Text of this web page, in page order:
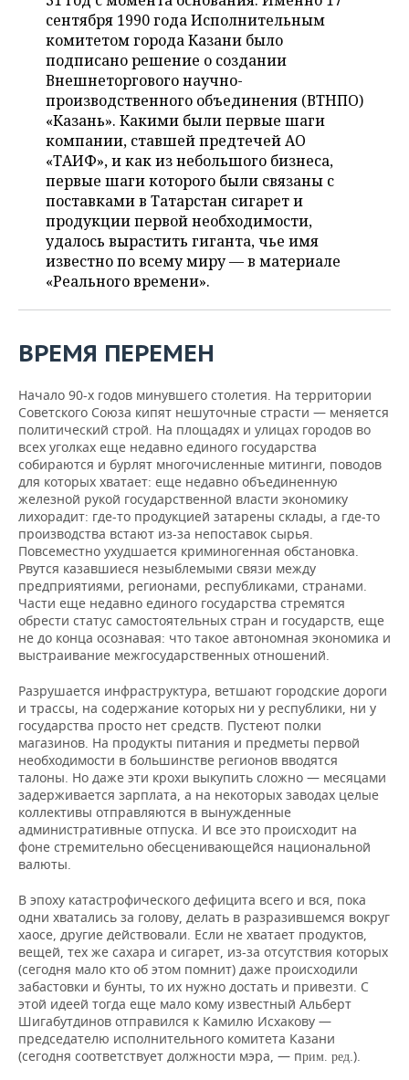
ХОККЕЙ С МЯЧОМ
ПРОИСШЕСТВИЯ
сентября 1990 года Исполнительным
комитетом города Казани было
подписано решение о создании
Внешнеторгового научно-
производственного объединения (ВТНПО)
«Казань». Какими были первые шаги
компании, ставшей предтечей АО
«ТАИФ», и как из небольшого бизнеса,
первые шаги которого были связаны с
поставками в Татарстан сигарет и
продукции первой необходимости,
удалось вырастить гиганта, чье имя
известно по всему миру — в материале
«Реального времени».
ВРЕМЯ ПЕРЕМЕН
Начало 90-х годов минувшего столетия. На территории
Советского Союза кипят нешуточные страсти — меняется
политический строй. На площадях и улицах городов во
всех уголках еще недавно единого государства
собираются и бурлят многочисленные митинги, поводов
для которых хватает: еще недавно объединенную
железной рукой государственной власти экономику
лихорадит: где-то продукцией затарены склады, а где-то
производства встают из-за непоставок сырья.
Повсеместно ухудшается криминогенная обстановка.
Рвутся казавшиеся незыблемыми связи между
предприятиями, регионами, республиками, странами.
Части еще недавно единого государства стремятся
обрести статус самостоятельных стран и государств, еще
не до конца осознавая: что такое автономная экономика и
выстраивание межгосударственных отношений.
Разрушается инфраструктура, ветшают городские дороги
и трассы, на содержание которых ни у республики, ни у
государства просто нет средств. Пустеют полки
магазинов. На продукты питания и предметы первой
необходимости в большинстве регионов вводятся
талоны. Но даже эти крохи выкупить сложно — месяцами
задерживается зарплата, а на некоторых заводах целые
коллективы отправляются в вынужденные
административные отпуска. И все это происходит на
фоне стремительно обесценивающейся национальной
валюты.
В эпоху катастрофического дефицита всего и вся, пока
одни хватались за голову, делать в разразившемся вокруг
хаосе, другие действовали. Если не хватает продуктов,
вещей, тех же сахара и сигарет, из-за отсутствия которых
(сегодня мало кто об этом помнит) даже происходили
забастовки и бунты, то их нужно достать и привезти. С
этой идеей тогда еще мало кому известный Альберт
Шигабутдинов отправился к Камилю Исхакову —
председателю исполнительного комитета Казани
(сегодня соответствует должности мэра, — прим. ред.).